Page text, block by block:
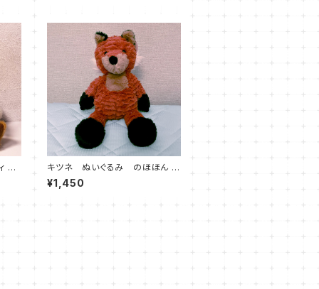
フ
キツネ ぬいぐるみ のほほん き
つねさん
¥1,450